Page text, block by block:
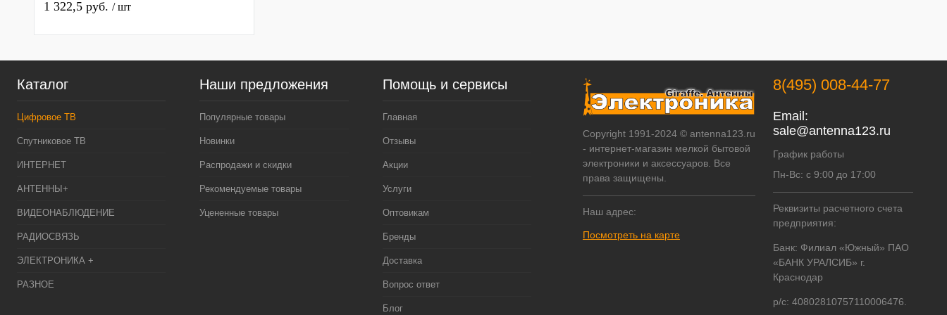
ресивер, приемник. тв
1 322,5 руб. / шт
Каталог
Цифровое ТВ
Спутниковое ТВ
ИНТЕРНЕТ
АНТЕННЫ+
ВИДЕОНАБЛЮДЕНИЕ
РАДИОСВЯЗЬ
ЭЛЕКТРОНИКА +
РАЗНОЕ
Наши предложения
Популярные товары
Новинки
Распродажи и скидки
Рекомендуемые товары
Уцененные товары
Помощь и сервисы
Главная
Отзывы
Акции
Услуги
Оптовикам
Бренды
Доставка
Вопрос ответ
Блог
Copyright 1991-2024 © antenna123.ru
- интернет-магазин мелкой бытовой
электроники и аксессуаров. Все
права защищены.
Наш адрес:
Посмотреть на карте
8(495) 008-44-77
Email:
sale@antenna123.ru
График работы
Пн-Вс: с 9:00 до 17:00
Реквизиты расчетного счета
предприятия:
Банк: Филиал «Южный» ПАО
«БАНК УРАЛСИБ» г.
Краснодар
р/с: 40802810757110006476.